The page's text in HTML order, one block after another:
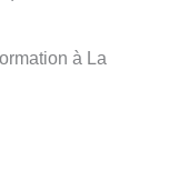
à La